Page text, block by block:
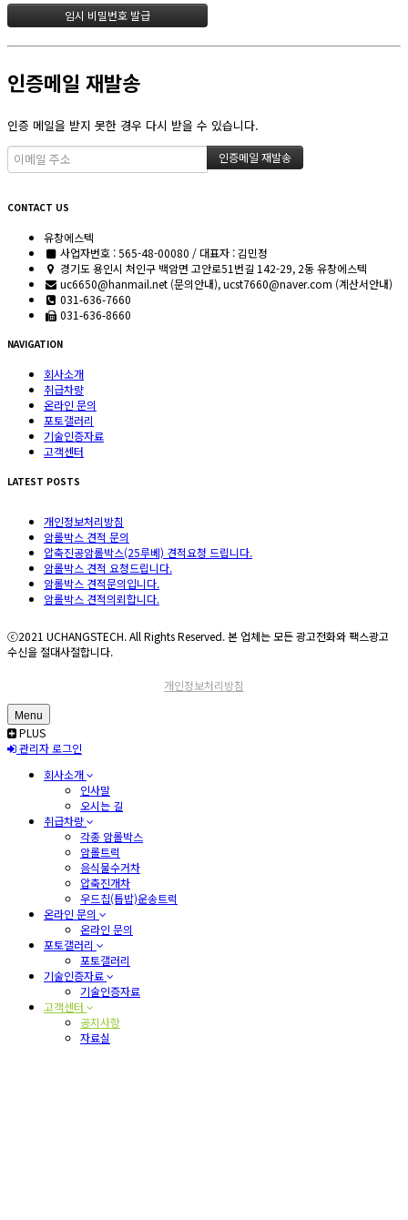
인증메일 재발송
인증 메일을 받지 못한 경우 다시 받을 수 있습니다.
CONTACT US
유창에스텍
사업자번호 : 565-48-00080 / 대표자 : 김민정
경기도 용인시 처인구 백암면 고안로51번길 142-29, 2동 유창에스텍
uc6650@hanmail.net (문의안내), ucst7660@naver.com (계산서안내)
031-636-7660
031-636-8660
NAVIGATION
회사소개
취급차량
온라인 문의
포토갤러리
기술인증자료
고객센터
LATEST POSTS
개인정보처리방침
암롤박스 견적 문의
압축진공암롤박스(25루베) 견적요청 드립니다.
암롤박스 견적 요청드립니다.
암롤박스 견적문의입니다.
암롤박스 견적의뢰합니다.
ⓒ2021 UCHANGSTECH. All Rights Reserved. 본 업체는 모든 광고전화와 팩스광고
수신을 절대사절합니다.
개인정보처리방침
Menu
PLUS
관리자 로그인
회사소개
인사말
오시는 길
취급차량
각종 암롤박스
암롤트럭
음식물수거차
압축진개차
우드칩(톱밥)운송트럭
온라인 문의
온라인 문의
포토갤러리
포토갤러리
기술인증자료
기술인증자료
고객센터
공지사항
자료실